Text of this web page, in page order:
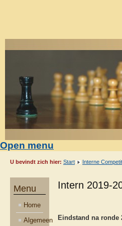
Open menu
U bevindt zich hier: Start Interne
Menu
Home
Algemeen
Intern 2019-
Eindstand na ronde